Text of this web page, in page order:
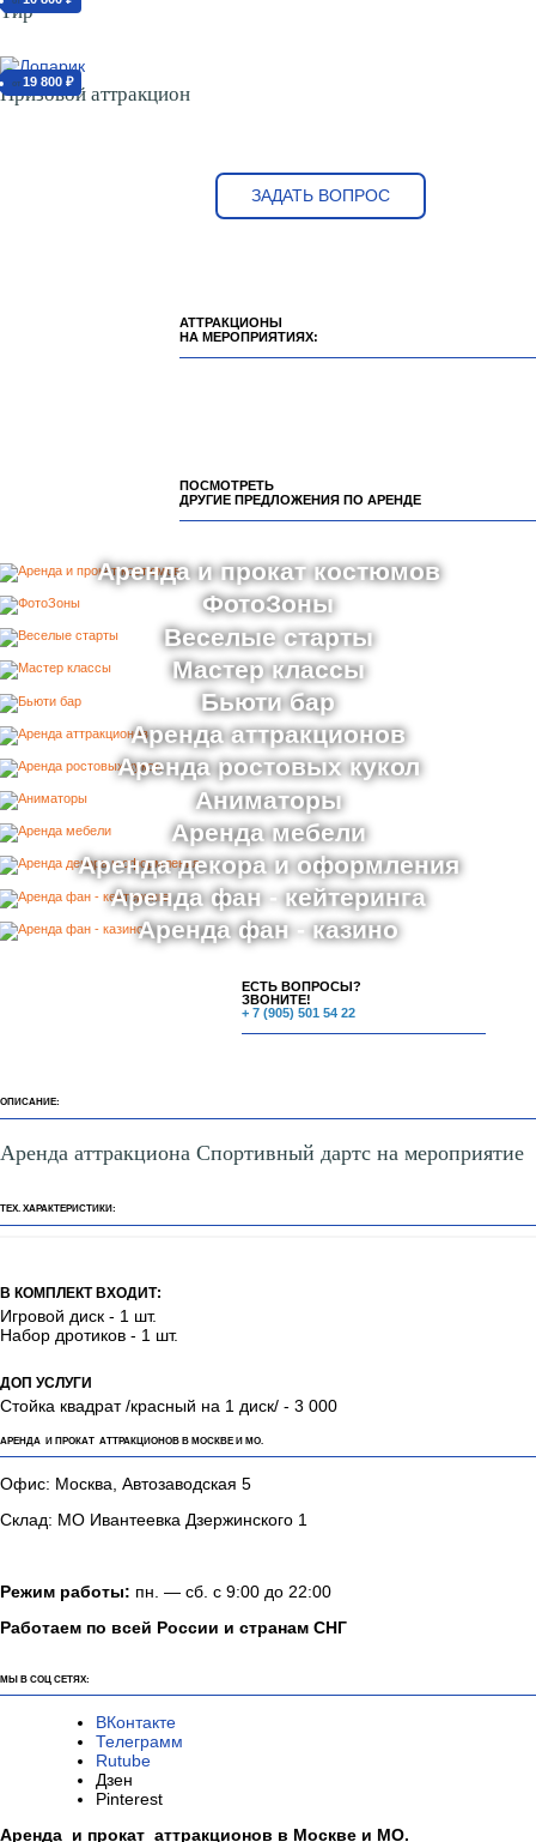
Тир
от 19 800 ₽
Призовой аттракцион
ЗАДАТЬ ВОПРОС
АТТРАКЦИОНЫ
НА МЕРОПРИЯТИЯХ:
ПОСМОТРЕТЬ
ДРУГИЕ ПРЕДЛОЖЕНИЯ ПО АРЕНДЕ
Аренда и прокат костюмов
ФотоЗоны
Веселые старты
Мастер классы
Бьюти бар
Аренда аттракционов
Аренда ростовых кукол
Аниматоры
Аренда мебели
Аренда декора и оформления
Аренда фан - кейтеринга
Аренда фан - казино
ЕСТЬ ВОПРОСЫ?
ЗВОНИТЕ!
+ 7 (905) 501 54 22
ОПИСАНИЕ:
Аренда аттракциона Спортивный дартс на мероприятие
ТЕХ. ХАРАКТЕРИСТИКИ:
В КОМПЛЕКТ ВХОДИТ:
Игровой диск - 1 шт.
Набор дротиков - 1 шт.
ДОП УСЛУГИ
Стойка квадрат /красный на 1 диск/ - 3 000
АРЕНДА И ПРОКАТ АТТРАКЦИОНОВ В МОСКВЕ И МО.
Офис: Москва, Автозаводская 5
Склад: МО Ивантеевка Дзержинского 1
Режим работы: пн. — сб. с 9:00 до 22:00
Работаем по всей России и странам СНГ
МЫ В СОЦ СЕТЯХ:
ВКонтакте
Телеграмм
Rutube
Дзен
Pinterest
Аренда и прокат аттракционов в Москве и МО.